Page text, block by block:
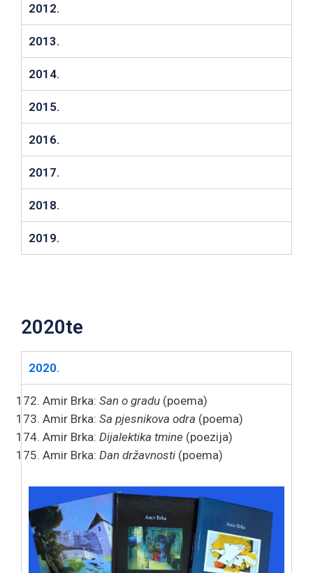
2012.
2013.
2014.
2015.
2016.
2017.
2018.
2019.
2020te
2020.
Amir Brka: San o gradu (poema)
Amir Brka: Sa pjesnikova odra (poema)
Amir Brka: Dijalektika tmine (poezija)
Amir Brka: Dan državnosti (poema)